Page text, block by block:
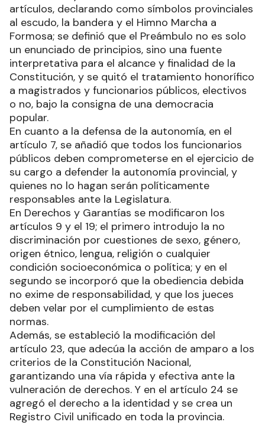
artículos, declarando como símbolos provinciales
al escudo, la bandera y el Himno Marcha a
Formosa; se definió que el Preámbulo no es solo
un enunciado de principios, sino una fuente
interpretativa para el alcance y finalidad de la
Constitución, y se quitó el tratamiento honorífico
a magistrados y funcionarios públicos, electivos
o no, bajo la consigna de una democracia
popular.
En cuanto a la defensa de la autonomía, en el
artículo 7, se añadió que todos los funcionarios
públicos deben comprometerse en el ejercicio de
su cargo a defender la autonomía provincial, y
quienes no lo hagan serán políticamente
responsables ante la Legislatura.
En Derechos y Garantías se modificaron los
artículos 9 y el 19; el primero introdujo la no
discriminación por cuestiones de sexo, género,
origen étnico, lengua, religión o cualquier
condición socioeconómica o política; y en el
segundo se incorporó que la obediencia debida
no exime de responsabilidad, y que los jueces
deben velar por el cumplimiento de estas
normas.
Además, se estableció la modificación del
artículo 23, que adecúa la acción de amparo a los
criterios de la Constitución Nacional,
garantizando una vía rápida y efectiva ante la
vulneración de derechos. Y en el artículo 24 se
agregó el derecho a la identidad y se crea un
Registro Civil unificado en toda la provincia.